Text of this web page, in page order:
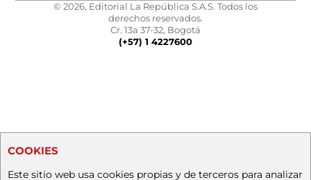
© 2026, Editorial La República S.A.S. Todos los
derechos reservados.
Cr. 13a 37-32, Bogotá
(+57) 1 4227600
COOKIES
Este sitio web usa cookies propias y de terceros para analizar